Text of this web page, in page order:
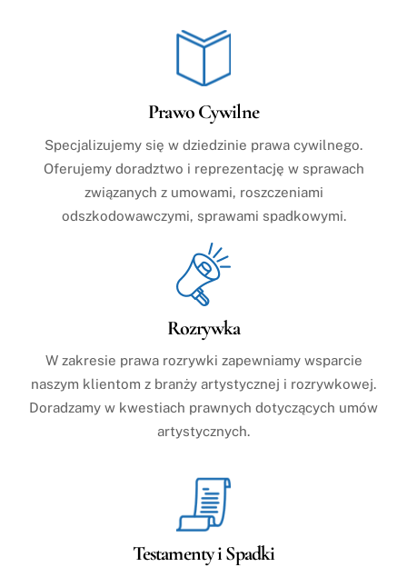
Prawo Cywilne
Specjalizujemy się w dziedzinie prawa cywilnego.
Oferujemy doradztwo i reprezentację w sprawach
związanych z umowami, roszczeniami
odszkodowawczymi, sprawami spadkowymi.
Rozrywka
W zakresie prawa rozrywki zapewniamy wsparcie
naszym klientom z branży artystycznej i rozrywkowej.
Doradzamy w kwestiach prawnych dotyczących umów
artystycznych.
Testamenty i Spadki